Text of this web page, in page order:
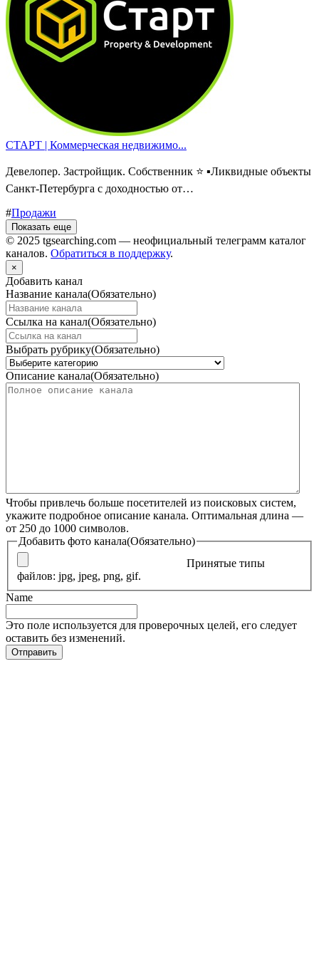
СТАРТ | Коммерческая недвижимо...
Девелопер. Застройщик. Собственник ⭐️ ▪️Ликвидные объекты
Санкт-Петербурга с доходностью от…
#Продажи
Показать еще
© 2025 tgsearching.com — неофициальный телеграмм каталог
каналов. Обратиться в поддержку.
×
Добавить канал
Название канала(Обязательно)
Ссылка на канал(Обязательно)
Выбрать рубрику(Обязательно)
Описание канала(Обязательно)
Чтобы привлечь больше посетителей из поисковых систем,
укажите подробное описание канала. Оптимальная длина —
от 250 до 1000 символов.
Добавить фото канала(Обязательно)
Принятые типы
файлов: jpg, jpeg, png, gif.
Name
Это поле используется для проверочных целей, его следует
оставить без изменений.